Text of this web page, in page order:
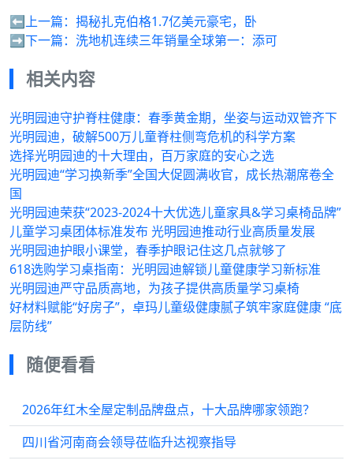
⬅️上一篇： 揭秘扎克伯格1.7亿美元豪宅，卧
➡️下一篇： 洗地机连续三年销量全球第一：添可
相关内容
光明园迪守护脊柱健康：春季黄金期，坐姿与运动双管齐下
光明园迪，破解500万儿童脊柱侧弯危机的科学方案
选择光明园迪的十大理由，百万家庭的安心之选
光明园迪“学习换新季”全国大促圆满收官，成长热潮席卷全
国
光明园迪荣获“2023-2024十大优选儿童家具&学习桌椅品牌”
儿童学习桌团体标准发布 光明园迪推动行业高质量发展
光明园迪护眼小课堂，春季护眼记住这几点就够了
618选购学习桌指南：光明园迪解锁儿童健康学习新标准
光明园迪严守品质高地，为孩子提供高质量学习桌椅
好材料赋能“好房子”，卓玛儿童级健康腻子筑牢家庭健康 “底
层防线”
随便看看
2026年红木全屋定制品牌盘点，十大品牌哪家领跑？
四川省河南商会领导莅临升达视察指导